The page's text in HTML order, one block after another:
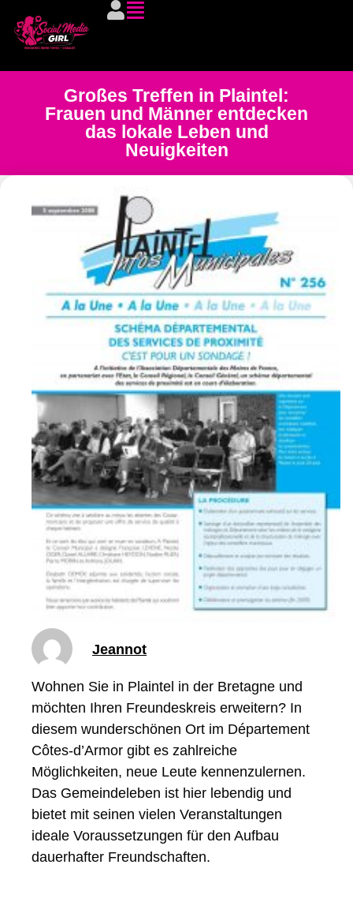
Großes Treffen in Plaintel:
Frauen und Männer entdecken
das lokale Leben und
Neuigkeiten
Jeannot
Wohnen Sie in Plaintel in der Bretagne und
möchten Ihren Freundeskreis erweitern? In
diesem wunderschönen Ort im Département
Côtes-d’Armor gibt es zahlreiche
Möglichkeiten, neue Leute kennenzulernen.
Das Gemeindeleben ist hier lebendig und
bietet mit seinen vielen Veranstaltungen
ideale Voraussetzungen für den Aufbau
dauerhafter Freundschaften.